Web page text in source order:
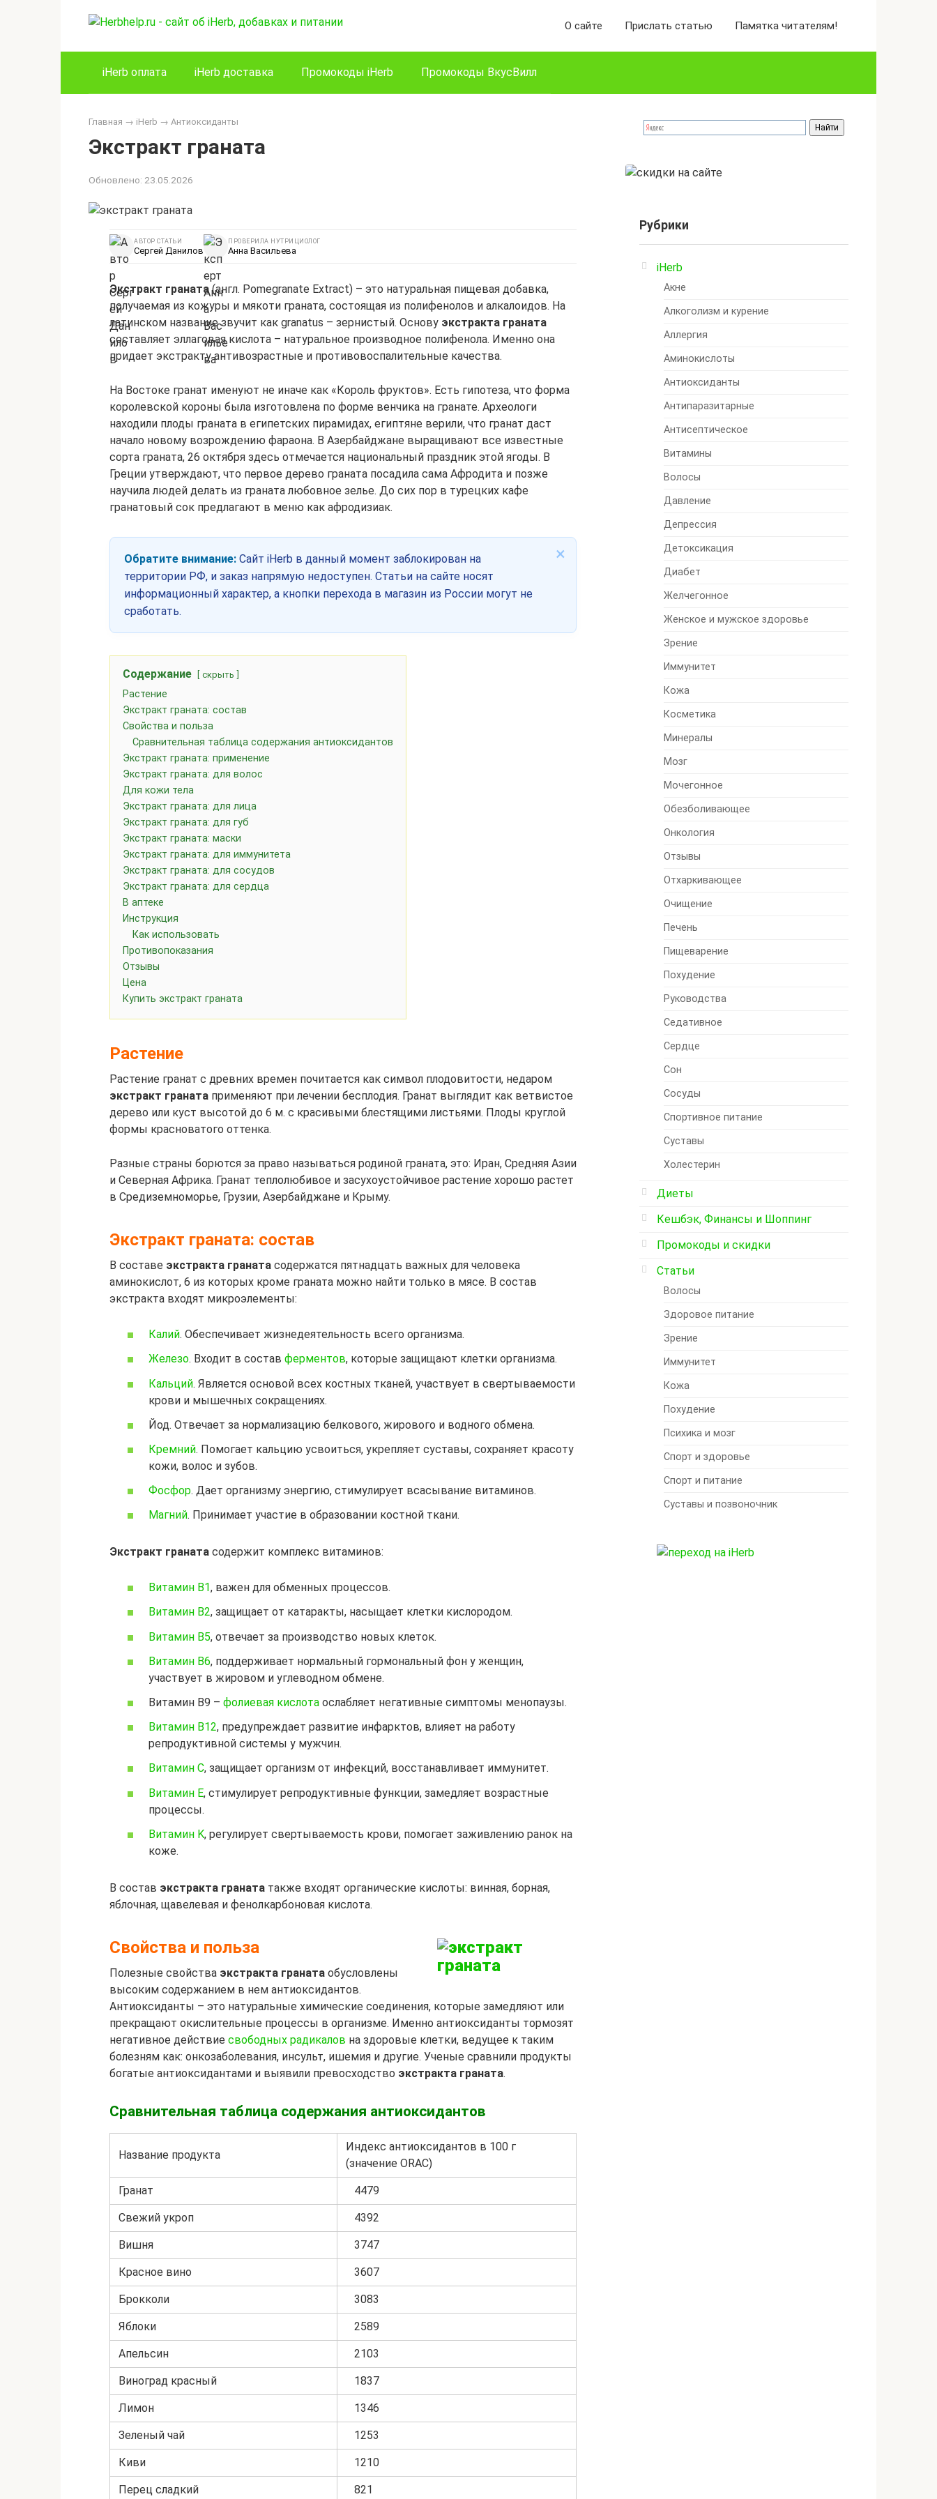
О сайте Прислать статью Памятка читателям!
iHerb оплата iHerb доставка Промокоды iHerb Промокоды ВкусВилл
Главная → iHerb → Антиоксиданты
Экстракт граната
Обновлено: 23.05.2026
АВТОР СТАТЬИ
Сергей Данилов
ПРОВЕРИЛА НУТРИЦИОЛОГ
Анна Васильева
Экстракт граната(англ. Pomegranate Extract) – это натуральная пищевая добавка,
получаемая из кожуры и мякоти граната, состоящая из полифенолов и алкалоидов. На
латинском название звучит как granatus – зернистый. Основу экстракта граната
составляет эллаговая кислота – натуральное производное полифенола. Именно она
придает экстракту антивозрастные и противовоспалительные качества.
На Востоке гранат именуют не иначе как «Король фруктов». Есть гипотеза, что форма
королевской короны была изготовлена по форме венчика на гранате. Археологи
находили плоды граната в египетских пирамидах, египтяне верили, что гранат даст
начало новому возрождению фараона. В Азербайджане выращивают все известные
сорта граната, 26 октября здесь отмечается национальный праздник этой ягоды. В
Греции утверждают, что первое дерево граната посадила сама Афродита и позже
научила людей делать из граната любовное зелье. До сих пор в турецких кафе
гранатовый сок предлагают в меню как афродизиак.
×
Обратите внимание: Сайт iHerb в данный момент заблокирован на
территории РФ, и заказ напрямую недоступен. Статьи на сайте носят
информационный характер, а кнопки перехода в магазин из России могут не
сработать.
Содержание скрыть
Растение
Экстракт граната: состав
Свойства и польза
Сравнительная таблица содержания антиоксидантов
Экстракт граната: применение
Экстракт граната: для волос
Для кожи тела
Экстракт граната: для лица
Экстракт граната: для губ
Экстракт граната: маски
Экстракт граната: для иммунитета
Экстракт граната: для сосудов
Экстракт граната: для сердца
В аптеке
Инструкция
Как использовать
Противопоказания
Отзывы
Цена
Купить экстракт граната
Растение
Растение гранат с древних времен почитается как символ плодовитости, недаром
экстракт граната применяют при лечении бесплодия. Гранат выглядит как ветвистое
дерево или куст высотой до 6 м. с красивыми блестящими листьями. Плоды круглой
формы красноватого оттенка.
Разные страны борются за право называться родиной граната, это: Иран, Средняя Азии
и Северная Африка. Гранат теплолюбивое и засухоустойчивое растение хорошо растет
в Средиземноморье, Грузии, Азербайджане и Крыму.
Экстракт граната: состав
В составе экстракта граната содержатся пятнадцать важных для человека
аминокислот, 6 из которых кроме граната можно найти только в мясе. В состав
экстракта входят микроэлементы:
Калий. Обеспечивает жизнедеятельность всего организма.
Железо. Входит в состав ферментов, которые защищают клетки организма.
Кальций. Является основой всех костных тканей, участвует в свертываемости
крови и мышечных сокращениях.
Йод. Отвечает за нормализацию белкового, жирового и водного обмена.
Кремний. Помогает кальцию усвоиться, укрепляет суставы, сохраняет красоту
кожи, волос и зубов.
Фосфор. Дает организму энергию, стимулирует всасывание витаминов.
Магний. Принимает участие в образовании костной ткани.
Экстракт граната содержит комплекс витаминов:
Витамин B1, важен для обменных процессов.
Витамин B2, защищает от катаракты, насыщает клетки кислородом.
Витамин B5, отвечает за производство новых клеток.
Витамин B6, поддерживает нормальный гормональный фон у женщин,
участвует в жировом и углеводном обмене.
Витамин B9 – фолиевая кислота ослабляет негативные симптомы менопаузы.
Витамин B12, предупреждает развитие инфарктов, влияет на работу
репродуктивной системы у мужчин.
Витамин C, защищает организм от инфекций, восстанавливает иммунитет.
Витамин E, стимулирует репродуктивные функции, замедляет возрастные
процессы.
Витамин K, регулирует свертываемость крови, помогает заживлению ранок на
коже.
В состав экстракта граната также входят органические кислоты: винная, борная,
яблочная, щавелевая и фенолкарбоновая кислота.
Свойства и польза
Полезные свойства экстракта граната обусловлены
высоким содержанием в нем антиоксидантов.
Антиоксиданты – это натуральные химические соединения, которые замедляют или
прекращают окислительные процессы в организме. Именно антиоксиданты тормозят
негативное действие свободных радикалов на здоровые клетки, ведущее к таким
болезням как: онкозаболевания, инсульт, ишемия и другие. Ученые сравнили продукты
богатые антиоксидантами и выявили превосходство экстракта граната.
Сравнительная таблица содержания антиоксидантов
Название продукта
Индекс антиоксидантов в 100 г
(значение ORAC)
Гранат 4479
Свежий укроп 4392
Вишня 3747
Красное вино 3607
Брокколи 3083
Яблоки 2589
Апельсин 2103
Виноград красный 1837
Лимон 1346
Зеленый чай 1253
Киви 1210
Перец сладкий 821
Рубрики
iHerb
Акне
Алкоголизм и курение
Аллергия
Аминокислоты
Антиоксиданты
Антипаразитарные
Антисептическое
Витамины
Волосы
Давление
Депрессия
Детоксикация
Диабет
Желчегонное
Женское и мужское здоровье
Зрение
Иммунитет
Кожа
Косметика
Минералы
Мозг
Мочегонное
Обезболивающее
Онкология
Отзывы
Отхаркивающее
Очищение
Печень
Пищеварение
Похудение
Руководства
Седативное
Сердце
Сон
Сосуды
Спортивное питание
Суставы
Холестерин
Диеты
Кешбэк, Финансы и Шоппинг
Промокоды и скидки
Статьи
Волосы
Здоровое питание
Зрение
Иммунитет
Кожа
Похудение
Психика и мозг
Спорт и здоровье
Спорт и питание
Суставы и позвоночник